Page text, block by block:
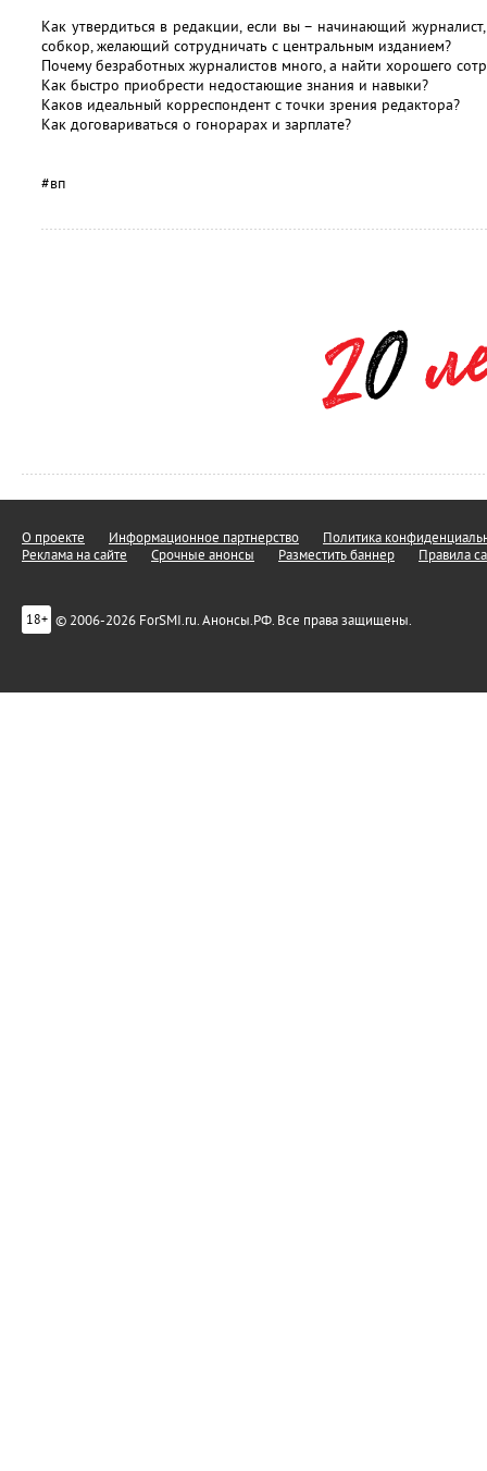
Как утвердиться в редакции, если вы – начинающий
собкор, желающий сотрудничать с центральным изданием?
Почему безработных журналистов много, а найти хорошего
Как быстро приобрести недостающие знания и навыки?
Каков идеальный корреспондент с точки зрения редактора?
Как договариваться о гонорарах и зарплате?
#вп
О проекте Информационное партнерство
Политика
Реклама на сайте
Срочные анонсы Разместить баннер Правила
18+ © 2006-2026 ForSMI.ru. Анонсы.РФ. Все права защищены.